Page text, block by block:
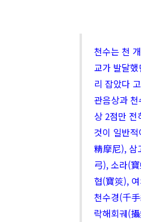
천수는 천
교가 발달
리 잡았다
관음상과
상 2점만 전
것이 일반
精摩尼), 삼
弓), 소라(
협(寶筴),
천수경(千
락해회궤(